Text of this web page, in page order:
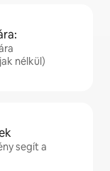
nélkül)
segít a